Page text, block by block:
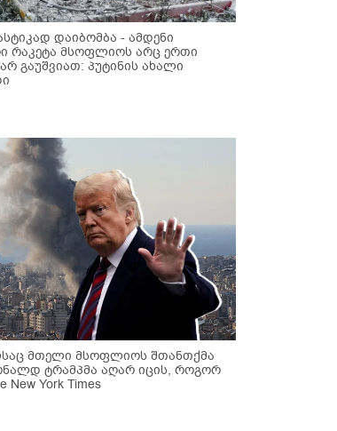
დაიბომბა - ამდენი
რაკეტა მსოფლიოს არც ერთი
გაუშვიათ: პუტინის ახალი
მთელი მსოფლიოს შთანთქმა
ტრამპმა აღარ იცის, როგორ
New York Times